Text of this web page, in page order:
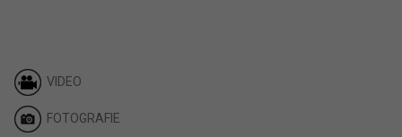
VIDEO
FOTOGRAFIE